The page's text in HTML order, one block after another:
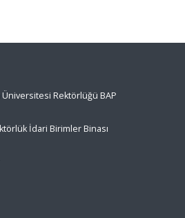
Rektörlüğü BAP
İdari Birimler Binası